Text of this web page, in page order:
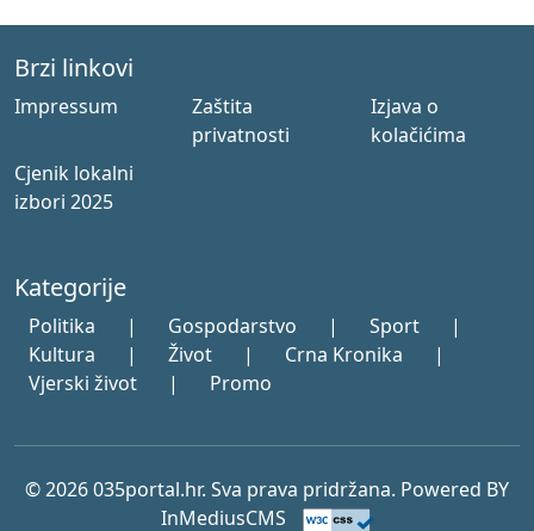
Brzi linkovi
Impressum
Zaštita
privatnosti
Izjava o
kolačićima
Cjenik lokalni
izbori 2025
Kategorije
Politika | Gospodarstvo | Sport
|
Kultura
| Život | Crna Kronika
|
Vjerski život
| Promo
© 2026 035portal.hr. Sva prava pridržana. Powered BY
InMediusCMS